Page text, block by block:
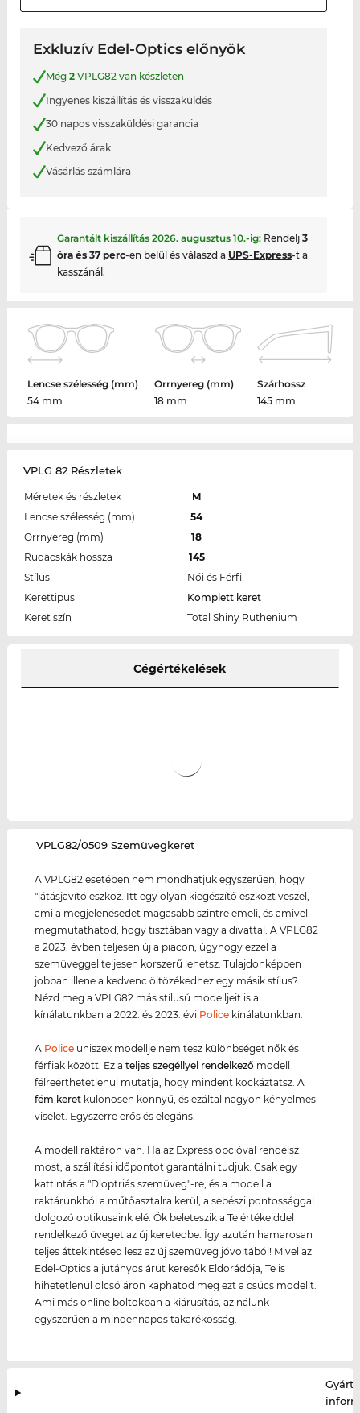
Exkluzív Edel-Optics előnyök
Még 2VPLG82 van készleten
Ingyenes kiszállítás és visszaküldés
30 napos visszaküldési garancia
Kedvező árak
Vásárlás számlára
Garantált kiszállítás 2026. augusztus 10.-ig: Rendelj 3
óra és 37 perc-en belül és válaszd a UPS-Express-t a
kasszánál.
Lencse szélesség (mm)
54 mm
Orrnyereg (mm)
18 mm
Szárhossz
145 mm
VPLG 82 Részletek
Méretek és részletek
M
Lencse szélesség (mm)
54
Orrnyereg (mm)
18
Rudacskák hossza
145
Stílus
Női és Férfi
Kerettipus
Komplett keret
Keret szín
Total Shiny Ruthenium
Cégértékelések
‌VPLG82/0509 Szemüvegkeret
A VPLG82 esetében nem mondhatjuk egyszerűen, hogy
"látásjavító eszköz. Itt egy olyan kiegészítő eszközt veszel,
ami a megjelenésedet magasabb szintre emeli, és amivel
megmutathatod, hogy tisztában vagy a divattal. A VPLG82
a 2023. évben teljesen új a piacon, úgyhogy ezzel a
szemüveggel teljesen korszerű lehetsz. Tulajdonképpen
jobban illene a kedvenc öltözékedhez egy másik stílus?
Nézd meg a VPLG82 más stílusú modelljeit is a
kínálatunkban a 2022. és 2023. évi Police kínálatunkban.
A Police uniszex modellje nem tesz különbséget nők és
férfiak között. Ez ateljes szegéllyel rendelkező modell
félreérthetetlenül mutatja, hogy mindent kockáztatsz. A
fém keret különösen könnyű, és ezáltal nagyon kényelmes
viselet. Egyszerre erős és elegáns.
A modell raktáron van. Ha az Express opcióval rendelsz
most, a szállítási időpontot garantálni tudjuk. Csak egy
kattintás a "Dioptriás szemüveg"-re, és a modell a
raktárunkból a műtőasztalra kerül, a sebészi pontossággal
dolgozó optikusaink elé. Ők beleteszik a Te értékeiddel
rendelkező üveget az új keretedbe. Így azután hamarosan
teljes áttekintésed lesz az új szemüveg jóvoltából! Mivel az
Edel-Optics a jutányos árut keresők Eldorádója, Te is
hihetetlenül olcsó áron kaphatod meg ezt a csúcs modellt.
Ami más online boltokban a kiárusítás, az nálunk
egyszerűen a mindennapos takarékosság.